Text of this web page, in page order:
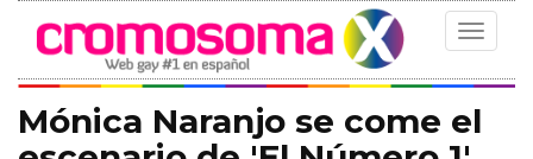
Toggle
Mónica Naranjo se come el